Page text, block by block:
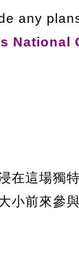
any
National
在這場獨
小前來參與